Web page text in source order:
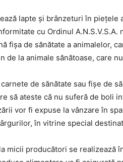
lapte și brânzeturi în piețele
cu Ordinul A.N.S.V.S.A.
fișa de sănătate a animalelor,
de la animale sănătoase, care
de sănătate sau fișe de
să ateste că nu suferă de boli
vor fi expuse la vânzare în
în vitrine special
micii producători se realizează